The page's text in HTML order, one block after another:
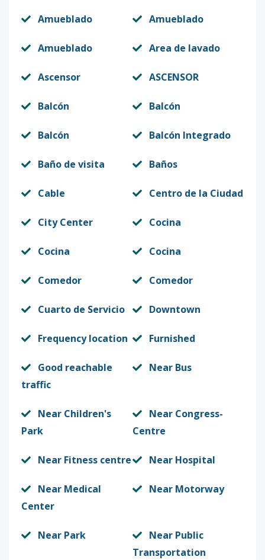
Amueblado Amueblado
Amueblado Area de lavado
Ascensor ASCENSOR
Balcón Balcón
Balcón Balcón Integrado
Baño de visita Baños
Cable Centro de la Ciudad
City Center Cocina
Cocina Cocina
Comedor Comedor
Cuarto de Servicio Downtown
Frequency location Furnished
Good reachable
traffic
Near Bus
Near Children's
Park
Near Congress-
Centre
Near Fitness centre Near Hospital
Near Medical
Center
Near Motorway
Near Park
Near Public
Transportation